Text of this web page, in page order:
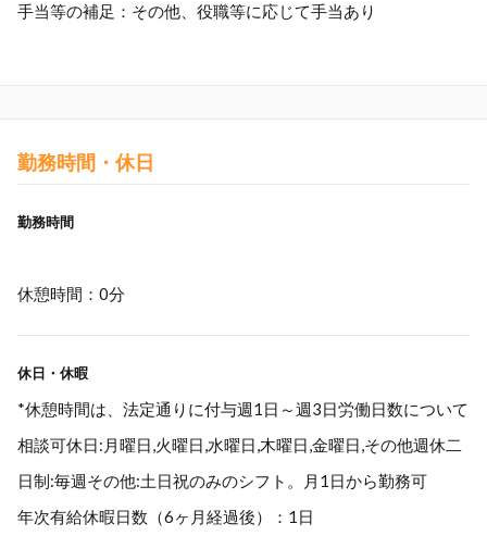
手当等の補足：その他、役職等に応じて手当あり
勤務時間・休日
勤務時間
休憩時間：0分
休日・休暇
*休憩時間は、法定通りに付与週1日～週3日労働日数について
相談可休日:月曜日,火曜日,水曜日,木曜日,金曜日,その他週休二
日制:毎週その他:土日祝のみのシフト。月1日から勤務可
年次有給休暇日数（6ヶ月経過後）：1日